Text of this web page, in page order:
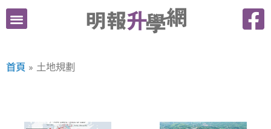
跳
內首頁 土地規劃